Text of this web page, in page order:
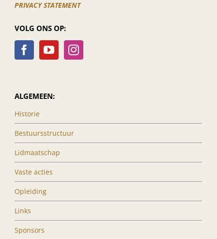
PRIVACY STATEMENT
VOLG ONS OP:
ALGEMEEN:
Historie
Bestuursstructuur
Lidmaatschap
Vaste acties
Opleiding
Links
Sponsors